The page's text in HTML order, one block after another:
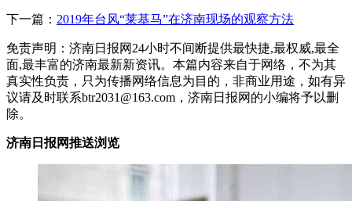
下一篇： 2019年台风“莱基马”在济南现场的观察方法
免责声明：济南日报网24小时不间断提供最快捷,最权威,最全
面,最丰富的济南最新新资讯。本篇内容来自于网络，不为其
真实性负责，只为传播网络信息为目的，非商业用途，如有异
议请及时联系btr2031@163.com，济南日报网的小编将予以删
除。
济南日报网推送浏览